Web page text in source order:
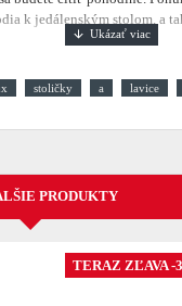
k jedálenským stolom, a
stoličky a lavice
PRODUKTY
TERAZ ZĽAVA -